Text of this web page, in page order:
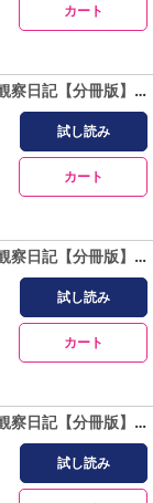
カート
眼鏡公爵の初恋と地味令嬢の腐れ観察日記【分冊版】 10
試し読み
カート
眼鏡公爵の初恋と地味令嬢の腐れ観察日記【分冊版】 11
試し読み
カート
眼鏡公爵の初恋と地味令嬢の腐れ観察日記【分冊版】 12
試し読み